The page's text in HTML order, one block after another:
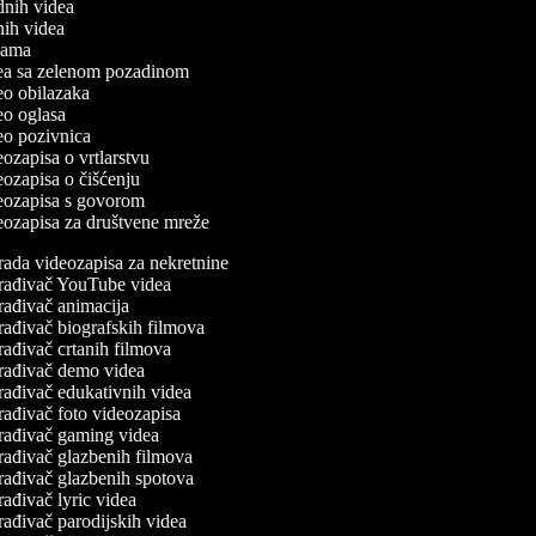
videa
videa
sa zelenom pozadinom
obilazaka
oglasa
pozivnica
o vrtlarstvu
o čišćenju
s govorom
za društvene mreže
videozapisa za nekretnine
YouTube videa
animacija
biografskih filmova
crtanih filmova
demo videa
edukativnih videa
foto videozapisa
gaming videa
glazbenih filmova
glazbenih spotova
lyric videa
parodijskih videa